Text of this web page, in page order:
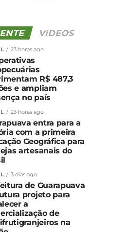
VIDEOS
23 horas ago
R$ 487,3
e ampliam
no país
23 horas ago
entra para a
com a primeira
Geográfica para
artesanais do
3 dias ago
de Guarapuava
projeto para
a
de
na